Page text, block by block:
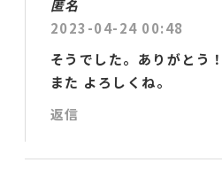
匿名
2023-04-24 00:48
そうでした。ありがとう！
また よろしくね。
返信